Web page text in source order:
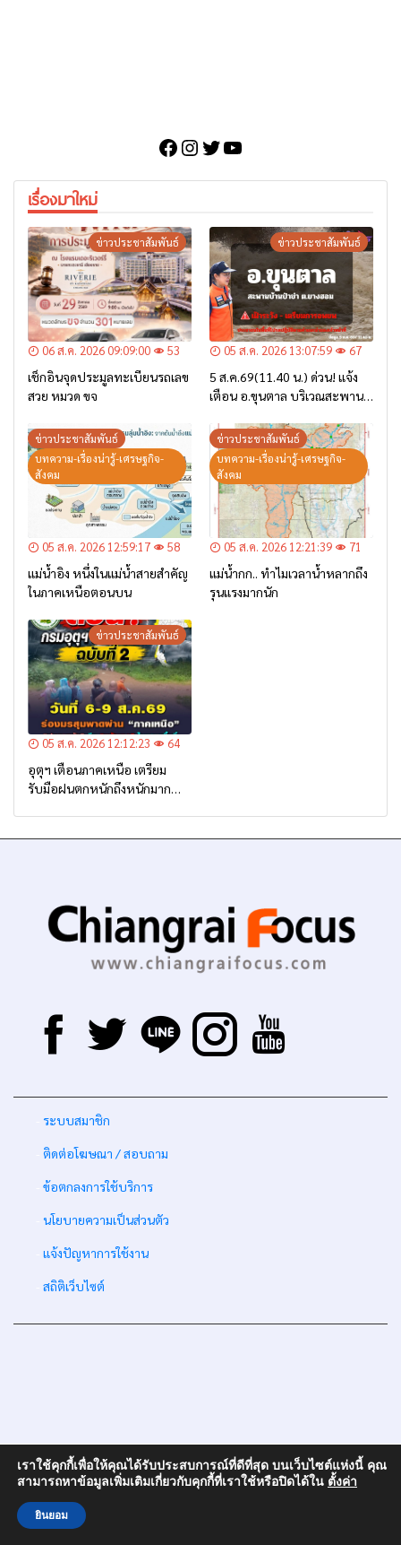
Facebook
Instagram
Twitter
YouTube
เรื่องมาใหม่
ข่าวประชาสัมพันธ์
06 ส.ค. 2026 09:09:00 53
เช็กอินจุดประมูลทะเบียนรถเลข
สวย หมวด ขจ
ข่าวประชาสัมพันธ์
05 ส.ค. 2026 13:07:59 67
5 ส.ค.69(11.40 น.) ด่วน! แจ้ง
เตือน อ.ขุนตาล บริเวณสะพาน
– เตรียมการอพยพ”
ข่าวประชาสัมพันธ์
บทความ-เรื่องน่ารู้-เศรษฐกิจ-
สังคม
05 ส.ค. 2026 12:59:17 58
แม่น้ำอิง หนึ่งในแม่น้ำสายสำคัญ
ในภาคเหนือตอนบน
ข่าวประชาสัมพันธ์
บทความ-เรื่องน่ารู้-เศรษฐกิจ-
สังคม
05 ส.ค. 2026 12:21:39 71
แม่น้ำกก.. ทำไมเวลาน้ำหลากถึง
รุนแรงมากนัก
ข่าวประชาสัมพันธ์
05 ส.ค. 2026 12:12:23 64
อุตุฯ เตือนภาคเหนือ เตรียม
รับมือฝนตกหนักถึงหนักมาก
เราใช้คุกกี้เพื่อให้คุณได้รับประสบการณ์ที่ดีที่สุด บนเว็บไซต์แห่งนี้ คุณ
สามารถหาข้อมูลเพิ่มเติมเกี่ยวกับคุกกี้ที่เราใช้หรือปิดได้ใน ตั้งค่า
ยินยอม
ระบบสมาชิก
ติดต่อโฆษณา / สอบถาม
ข้อตกลงการใช้บริการ
นโยบายความเป็นส่วนตัว
แจ้งปัญหาการใช้งาน
สถิติเว็บไซต์